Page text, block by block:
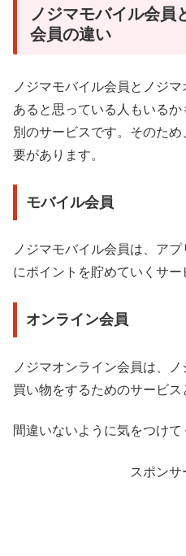
ノジマモバイル会員
会員の違い
ノジマモバイル会員とノジ
あると思っている人もいる
別のサービスです。そのた
要があります。
モバイル会員
ノジマモバイル会員は、ア
にポイントを貯めていくサー
オンライン会員
ノジマオンライン会員は、
買い物をするためのサービス
間違いないように気をつけて
スポンサ